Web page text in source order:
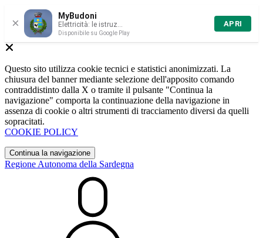
×
MyBudoni
Elettricità: le istruz...
Disponibile su Google Play
APRI
Questo sito utilizza cookie tecnici e statistici anonimizzati. La
chiusura del banner mediante selezione dell'apposito comando
contraddistinto dalla X o tramite il pulsante "Continua la
navigazione" comporta la continuazione della navigazione in
assenza di cookie o altri strumenti di tracciamento diversi da quelli
sopracitati.
COOKIE POLICY
Continua la navigazione
Regione Autonoma della Sardegna